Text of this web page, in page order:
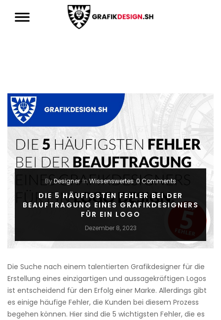
ByDesigner In Wissenswertes 0 Comments
DIE 5 HÄUFIGSTEN FEHLER BEI DER
BEAUFTRAGUNG EINES GRAFIKDESIGNERS
FÜR EIN LOGO
Dezember 8, 2023
Die Suche nach einem talentierten Grafikdesigner für die
Erstellung eines einzigartigen und aussagekräftigen Logos
ist entscheidend für den Erfolg einer Marke. Allerdings gibt
es einige häufige Fehler, die Kunden bei diesem Prozess
begehen können. Hier sind die 5 wichtigsten Fehler, die es